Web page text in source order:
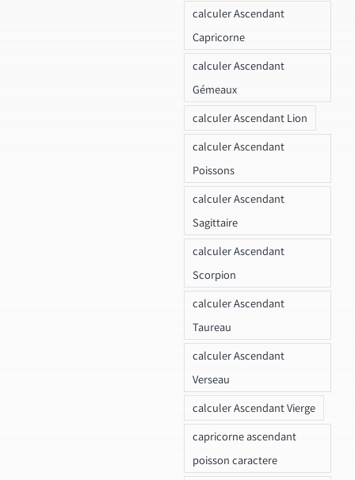
calculer Ascendant
Capricorne
calculer Ascendant
Gémeaux
calculer Ascendant Lion
calculer Ascendant
Poissons
calculer Ascendant
Sagittaire
calculer Ascendant
Scorpion
calculer Ascendant
Taureau
calculer Ascendant
Verseau
calculer Ascendant Vierge
capricorne ascendant
poisson caractere